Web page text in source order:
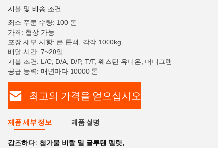
지불 및 배송 조건
최소 주문 수량: 100 톤
가격: 협상 가능
포장 세부 사항: 큰 톤백, 각각 1000kg
배달 시간: 7~20일
지불 조건: L/C, D/A, D/P, T/T, 웨스턴 유니온, 머니그램
공급 능력: 매년마다 10000 톤
최고의 가격을 얻으십시오
제품 세부 정보 제품 설명
강조하다: 첨가물 비탈 밀 글루텐 펠릿,